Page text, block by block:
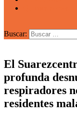
Buscar:
El
profunda
respiradores
residentes